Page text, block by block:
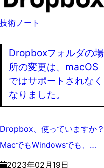
技術ノート
Dropboxフォルダの場
所の変更は、macOS
ではサポートされなく
なりました。
Dropbox、使っていますか？
MacでもWindowsでも、…
2023年02月19日